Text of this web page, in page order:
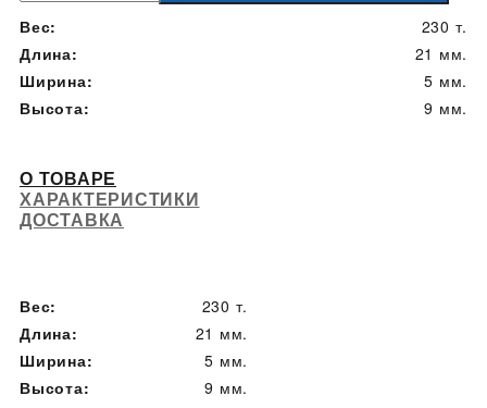
Вес:
230 т.
Длина:
21 мм.
Ширина:
5 мм.
Высота:
9 мм.
О ТОВАРЕ
ХАРАКТЕРИСТИКИ
ДОСТАВКА
Вес:
230 т.
Длина:
21 мм.
Ширина:
5 мм.
Высота:
9 мм.